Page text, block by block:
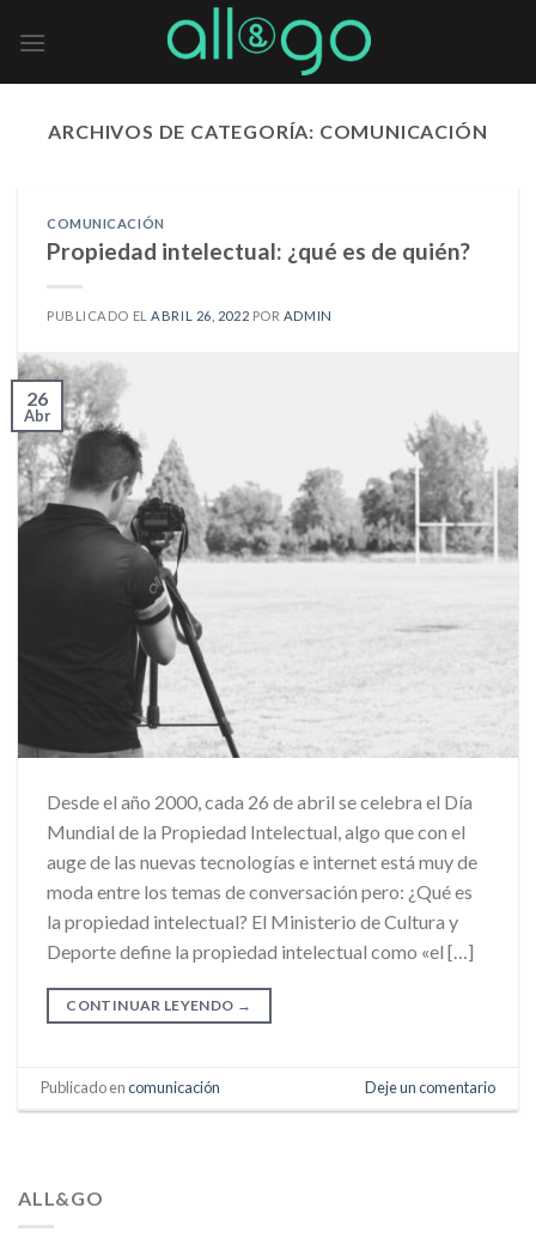
ARCHIVOS DE CATEGORÍA: COMUNICACIÓN
COMUNICACIÓN
Propiedad intelectual: ¿qué es de quién?
PUBLICADO EL ABRIL 26, 2022 POR ADMIN
26
Abr
Desde el año 2000, cada 26 de abril se celebra el Día
Mundial de la Propiedad Intelectual, algo que con el
auge de las nuevas tecnologías e internet está muy de
moda entre los temas de conversación pero: ¿Qué es
la propiedad intelectual? El Ministerio de Cultura y
Deporte define la propiedad intelectual como «el […]
CONTINUAR LEYENDO →
Publicado encomunicación Deje un comentario
ALL&GO